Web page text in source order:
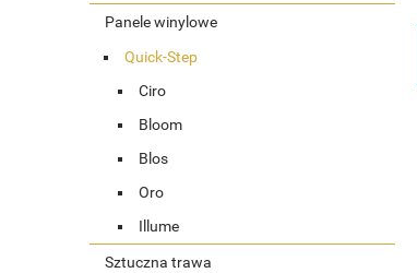
Panele winylowe
Quick-Step
Ciro
Bloom
Blos
Oro
Illume
Sztuczna trawa